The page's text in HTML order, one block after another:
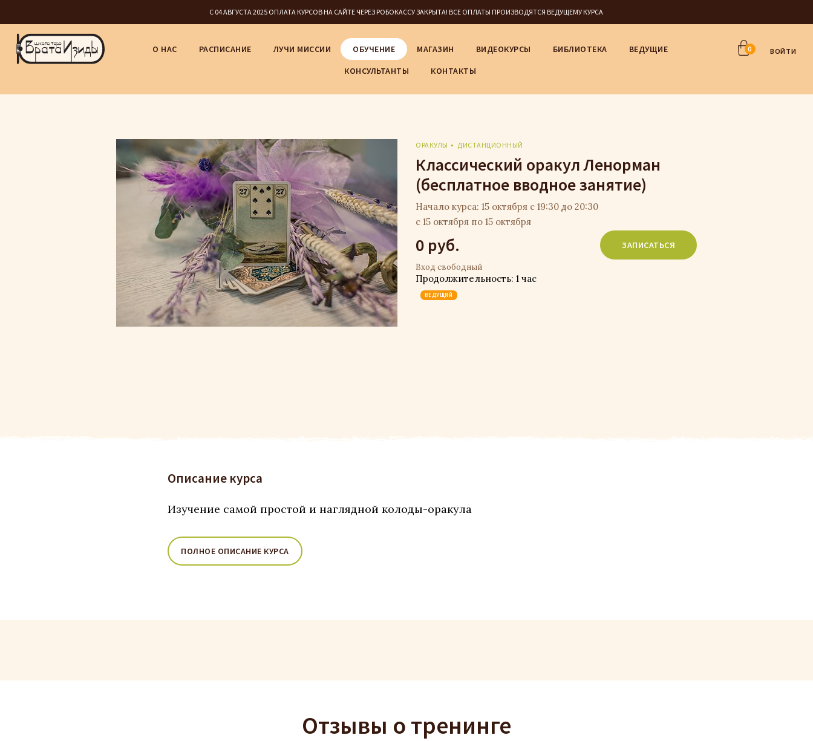
С 04 АВГУСТА 2025 ОПЛАТА КУРСОВ НА САЙТЕ ЧЕРЕЗ РОБОКАССУ ЗАКРЫТА! ВСЕ ОПЛАТЫ ПРОИЗВОДЯТСЯ ВЕДУЩЕМУ КУРСА
0 ВОЙТИ
О НАС РАСПИСАНИЕ ЛУЧИ МИССИИ ОБУЧЕНИЕ МАГАЗИН ВИДЕОКУРСЫ БИБЛИОТЕКА
ВЕДУЩИЕ
КОНСУЛЬТАНТЫ
КОНТАКТЫ
ОРАКУЛЫ ДИСТАНЦИОННЫЙ
Классический оракул Ленорман
(бесплатное вводное занятие)
Начало курса: 15 октября с 19:30 до 20:30
с 15 октября по 15 октября
ЗАПИСАТЬСЯ
0 руб.
Вход свободный
Продолжительность: 1 час
ВЕДУЩИЙ
Описание курса
Изучение самой простой и наглядной колоды-оракула
ПОЛНОЕ ОПИСАНИЕ КУРСА
Отзывы о тренинге